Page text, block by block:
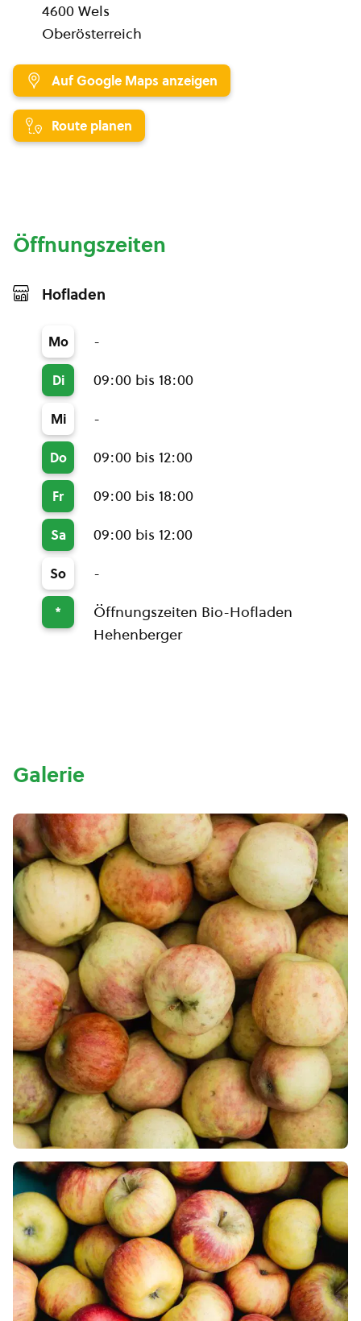
4600 Wels
Oberösterreich
Auf Google Maps anzeigen
Route planen
Öffnungszeiten
Hofladen
Mo -
Di 09:00 bis 18:00
Mi -
Do 09:00 bis 12:00
Fr 09:00 bis 18:00
Sa 09:00 bis 12:00
So -
*
Öffnungszeiten Bio-Hofladen
Hehenberger
Galerie